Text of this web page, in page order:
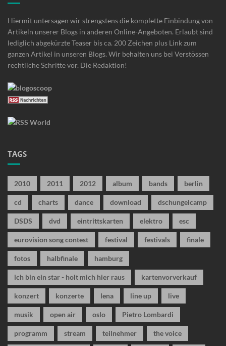
Hiermit untersagen wir strengstens die komplette Einbindung von
Artikeln unserer Blogs in anderen Online-Angeboten. Erlaubt sind
lediglich abgekürzte Teaser bis ca. 200 Zeichen plus Link zum
ganzen Artikel in unseren Blogs. Wir behalten uns bei Verstössen
rechtliche Schritte vor. Die Redaktion!
TAGS
2010 2011 2012 album bands berlin
cd charts dance download dschungelcamp
DSDS dvd eintrittskarten elektro esc
eurovision song contest festival festivals finale
fotos halbfinale hamburg
ich bin ein star - holt mich hier raus kartenvorverkauf
konzert konzerte lena line up live
musik open air oslo Pietro Lombardi
programm stream teilnehmer the voice